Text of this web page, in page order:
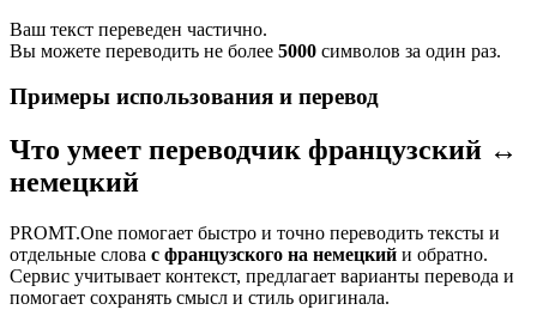
Ваш текст переведен частично.
Вы можете переводить не более 5000 символов за один раз.
Примеры использования и перевод
Что умеет переводчик французский ↔
немецкий
PROMT.One помогает быстро и точно переводить тексты и
отдельные слова с французского на немецкий и обратно.
Сервис учитывает контекст, предлагает варианты перевода и
помогает сохранять смысл и стиль оригинала.